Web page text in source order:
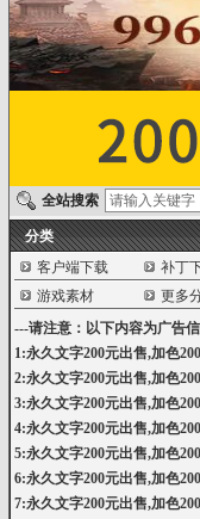
全站搜索
分类
客户端下载
补丁
游戏素材
更多
---请注意：以下内容为广告
1:永久文字200元出售,加色
2:永久文字200元出售,加色
3:永久文字200元出售,加色
4:永久文字200元出售,加色
5:永久文字200元出售,加色
6:永久文字200元出售,加色
7:永久文字200元出售,加色